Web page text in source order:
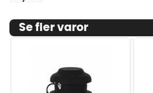
Se fler varor